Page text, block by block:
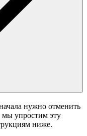
нужно отменить
упростим эту
ниже.